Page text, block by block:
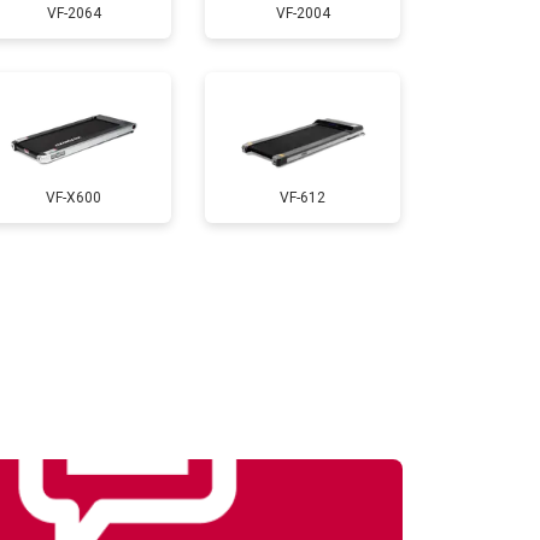
1000 ₽ Заказать
VF-2064 VF-2004
VF-X600 VF-612